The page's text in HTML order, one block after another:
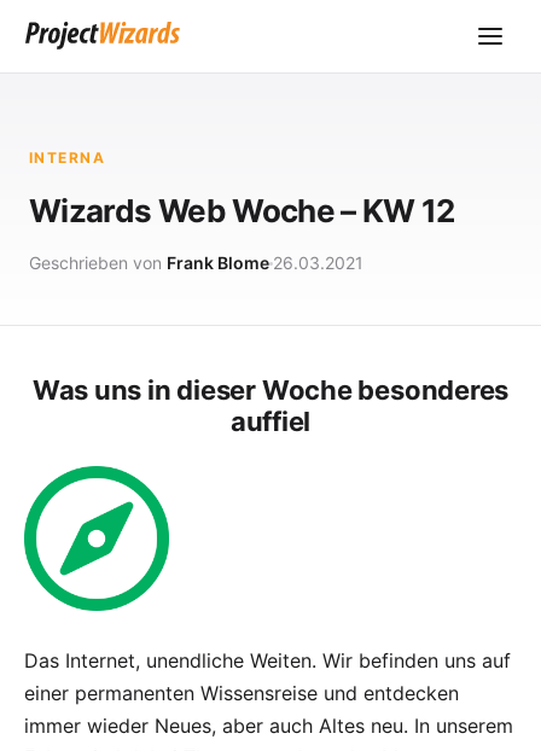
INTERNA
Wizards Web Woche – KW 12
Geschrieben von Frank Blome 26.03.2021
Was uns in dieser Woche besonderes
auffiel
Das Internet, unendliche Weiten. Wir befinden uns auf
einer permanenten Wissensreise und entdecken
immer wieder Neues, aber auch Altes neu. In unserem